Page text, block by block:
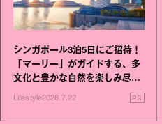
シンガポール3泊5日にご招待！
「マーリー」がガイドする、多
文化と豊かな自然を楽しみ尽く
Lifestyle2026.7.22 PR